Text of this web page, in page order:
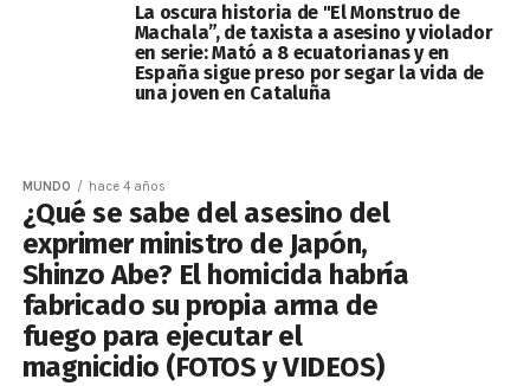
La oscura historia de "El Monstruo de
Machala”, de taxista a asesino y violador
en serie: Mató a 8 ecuatorianas y en
España sigue preso por segar la vida de
una joven en Cataluña
MUNDO hace 4 años
¿Qué se sabe del asesino del
exprimer ministro de Japón,
Shinzo Abe? El homicida habría
fabricado su propia arma de
fuego para ejecutar el
magnicidio (FOTOS y VIDEOS)